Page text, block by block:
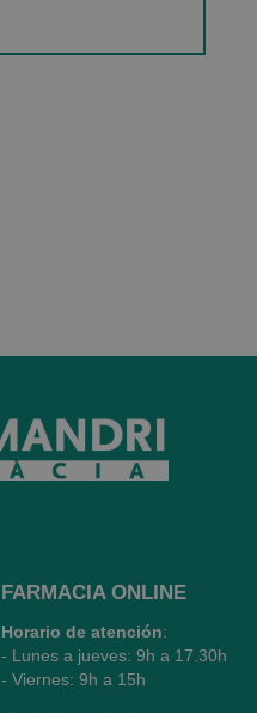
FARMACIA ONLINE
Horario de atención:
- Lunes a jueves: 9h a 17.30h
- Viernes: 9h a 15h